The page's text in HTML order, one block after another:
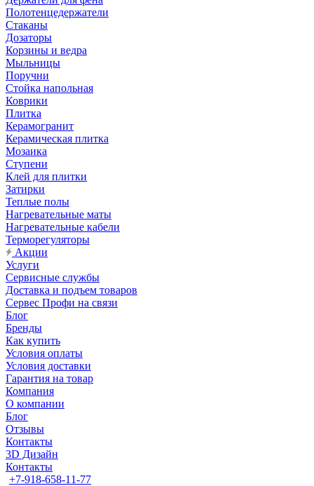
Полотенцедержатели
Стаканы
Дозаторы
Корзины и ведра
Мыльницы
Поручни
Стойка напольная
Коврики
Плитка
Керамогранит
Керамическая плитка
Мозаика
Ступени
Клей для плитки
Затирки
Теплые полы
Нагревательные маты
Нагревательные кабели
Терморегуляторы
Акции
Услуги
Сервисные службы
Доставка и подъем товаров
Сервес Профи на связи
Блог
Бренды
Как купить
Условия оплаты
Условия доставки
Гарантия на товар
Компания
О компании
Блог
Отзывы
Контакты
3D Дизайн
Контакты
+7-918-658-11-77